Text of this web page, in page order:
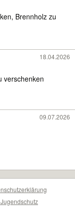
Brennholz zu
18.04.2026
verschenken
09.07.2026